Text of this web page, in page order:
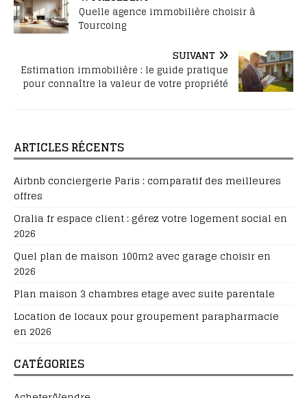
Quelle agence immobilière choisir à
Tourcoing
SUIVANT
Estimation immobilière : le guide pratique
pour connaître la valeur de votre propriété
ARTICLES RÉCENTS
Airbnb conciergerie Paris : comparatif des meilleures
offres
Oralia fr espace client : gérez votre logement social en
2026
Quel plan de maison 100m2 avec garage choisir en
2026
Plan maison 3 chambres etage avec suite parentale
Location de locaux pour groupement parapharmacie
en 2026
CATÉGORIES